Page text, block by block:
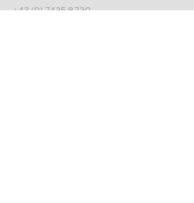
+43 (0) 7435 8730